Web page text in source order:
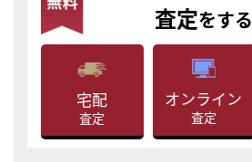
査定をする
宅配
査定
オンライン
査定